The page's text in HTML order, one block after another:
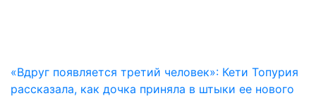
«Вдруг появляется третий человек»: Кети Топурия
рассказала, как дочка приняла в штыки ее нового